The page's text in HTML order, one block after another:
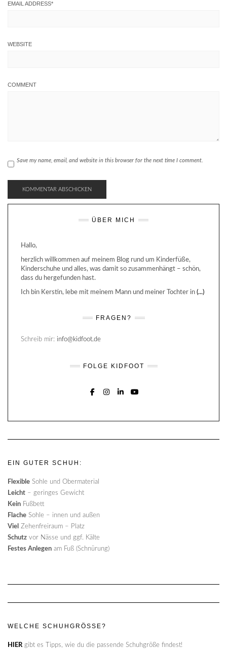
EMAIL ADDRESS*
WEBSITE
COMMENT
Save my name, email, and website in this browser for the next time I comment.
ÜBER MICH
Hallo,
herzlich willkommen auf meinem Blog rund um Kinderfüße,
Kinderschuhe und alles, was damit so zusammenhängt – schön,
dass du hergefunden hast.
Ich bin Kerstin, lebe mit meinem Mann und meiner Tochter in (...)
FRAGEN?
Schreib mir: info@kidfoot.de
FOLGE KIDFOOT
EIN GUTER SCHUH:
Flexible Sohle und Obermaterial
Leicht – geringes Gewicht
Kein Fußbett
Flache Sohle – innen und außen
Viel Zehenfreiraum – Platz
Schutz vor Nässe und ggf. Kälte
Festes Anlegen am Fuß (Schnürung)
WELCHE SCHUHGRÖSSE?
HIERgibt es Tipps, wie du die passende Schuhgröße findest!